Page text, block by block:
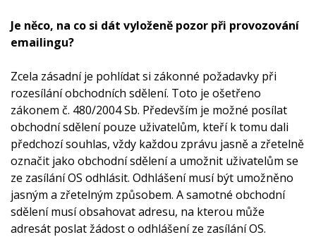
Je něco, na co si dát vyloženě pozor při provozování
emailingu?
Zcela zásadní je pohlídat si zákonné požadavky při
rozesílání obchodních sdělení. Toto je ošetřeno
zákonem č. 480/2004 Sb. Především je možné posílat
obchodní sdělení pouze uživatelům, kteří k tomu dali
předchozí souhlas, vždy každou zprávu jasně a zřetelně
označit jako obchodní sdělení a umožnit uživatelům se
ze zasílání OS odhlásit. Odhlášení musí být umožněno
jasným a zřetelným způsobem. A samotné obchodní
sdělení musí obsahovat adresu, na kterou může
adresát poslat žádost o odhlášení ze zasílání OS.